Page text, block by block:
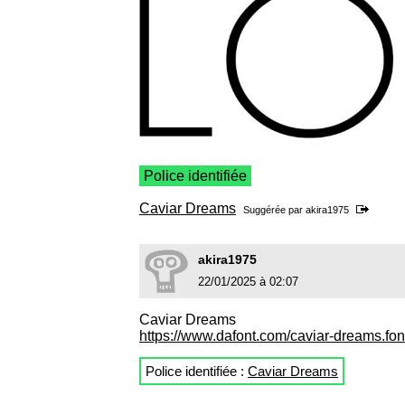
Police identifiée
Caviar Dreams Suggérée par akira1975
akira1975
22/01/2025 à 02:07
Caviar Dreams
https://www.dafont.com/caviar-
Police identifiée : Caviar Dreams